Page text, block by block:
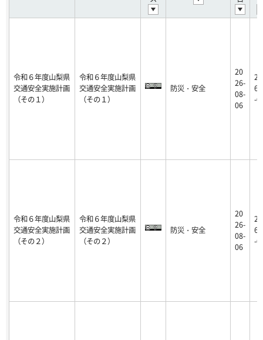
令和６年度山梨県
交通安全実施計画
（その１）
令和６年度山梨県
交通安全実施計画
（その１）
防災・安全
20
26-
08-
06
6-
-
令和６年度山梨県
交通安全実施計画
（その２）
令和６年度山梨県
交通安全実施計画
（その２）
防災・安全
20
26-
08-
06
6-
-